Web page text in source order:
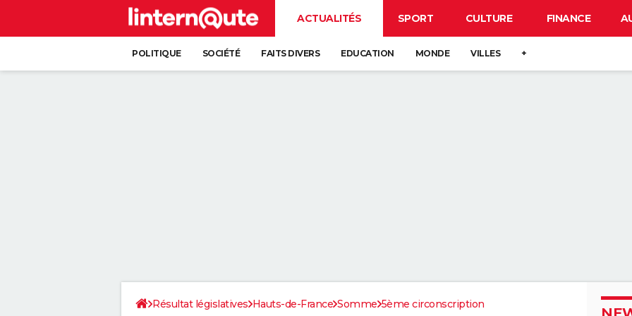
ACTUALITÉS SPORT CULTURE FINANCE
POLITIQUE SOCIÉTÉ FAITS DIVERS EDUCATION MONDE VILLES +
Résultat législatives Hauts-de-France Somme 5ème circonscription